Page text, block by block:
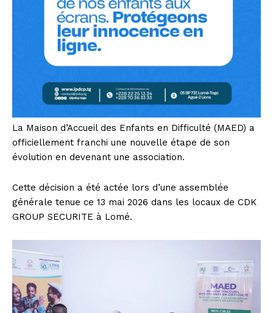
La Maison d’Accueil des Enfants en Difficulté (MAED) a
officiellement franchi une nouvelle étape de son
évolution en devenant une association.
Cette décision a été actée lors d’une assemblée
générale tenue ce 13 mai 2026 dans les locaux de CDK
GROUP SECURITE à Lomé.